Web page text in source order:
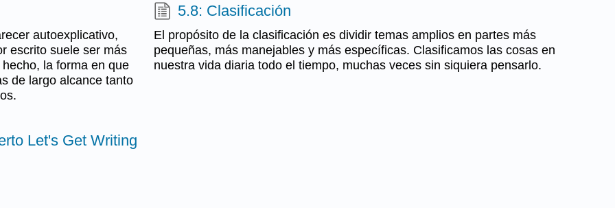
autoexplicativo,
escrito suele ser más
la forma en que
de largo alcance tanto
5.8: Clasificación
El propósito de la clasificación es dividir temas amplios en partes más
pequeñas, más manejables y más específicas. Clasificamos las cosas en
nuestra vida diaria todo el tiempo, muchas veces sin siquiera pensarlo.
Let's Get Writing